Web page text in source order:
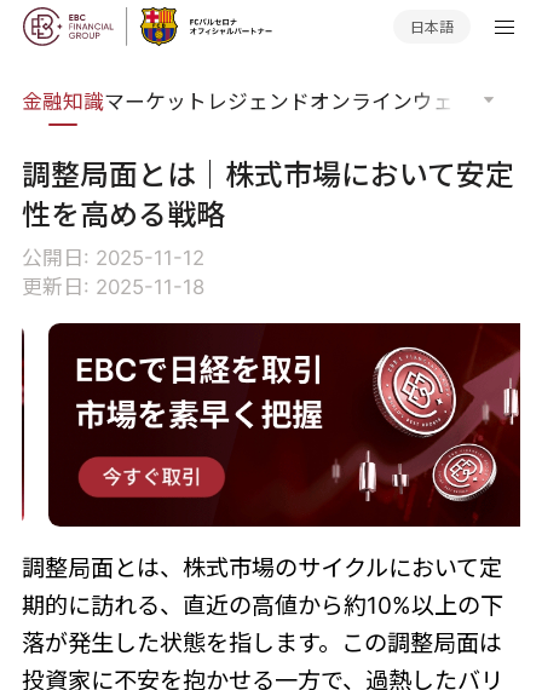
日本語
金融知識マーケットレジェンドオンラインウェビナー
調整局面とは｜株式市場において安定
性を高める戦略
公開日: 2025-11-12
更新日: 2025-11-18
調整局面とは、株式市場のサイクルにおいて定
期的に訪れる、直近の高値から約10%以上の下
落が発生した状態を指します。この調整局面は
投資家に不安を抱かせる一方で、過熱したバリ